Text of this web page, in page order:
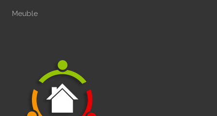
Meuble